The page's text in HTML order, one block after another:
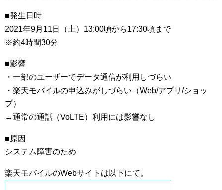
■発生日時
2021年9月11日（土）13:00頃から17:30頃まで
※約4時間30分
■影響
・一部のユーザーでデータ通信が利用しづらい
・楽天モバイルの申込みがしづらい（Web/アプリ/ショッ
プ）
→通常の通話（VoLTE）利用には影響なし
■原因
システム障害のため
楽天モバイルのWebサイトは以下にて。